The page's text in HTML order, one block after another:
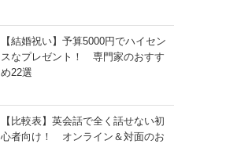
【結婚祝い】予算5000円でハイセン
スなプレゼント！ 専門家のおすす
め22選
【比較表】英会話で全く話せない初
心者向け！ オンライン＆対面のお